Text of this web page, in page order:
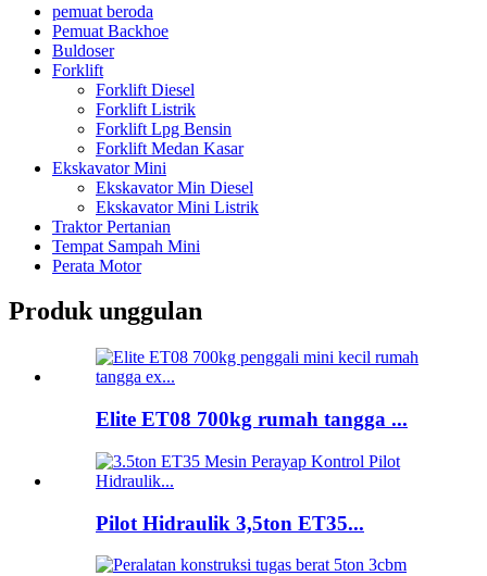
pemuat beroda
Pemuat Backhoe
Buldoser
Forklift
Forklift Diesel
Forklift Listrik
Forklift Lpg Bensin
Forklift Medan Kasar
Ekskavator Mini
Ekskavator Min Diesel
Ekskavator Mini Listrik
Traktor Pertanian
Tempat Sampah Mini
Perata Motor
Produk unggulan
Elite ET08 700kg rumah tangga ...
Pilot Hidraulik 3,5ton ET35...